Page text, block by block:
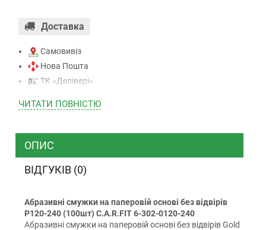
Доставка
Самовивіз
Нова Пошта
ТК «Делівері»
ТК “Justin”
ТК ”УкрПошта”
Готівкою (тільки для Києва)
Накладений платіж (при отриманні)
ЧИТАТИ ПОВНIСТЮ
ОПИС
ВІДГУКІВ (0)
Абразивні смужки на паперовій основі без відвірів
P120-240 (100шт) C.A.R.FIT 6-302-0120-240
Абразивні смужки на паперовій основі без відвірів Gold